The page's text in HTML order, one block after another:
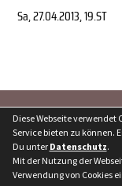
Sa, 27.04.2013, 19.ST
Besucherstatistik
Diese Webseite verwendet
Service bieten zu können.
Du unter Datenschutz.
Mit der Nutzung der
Verwendung von Cookies